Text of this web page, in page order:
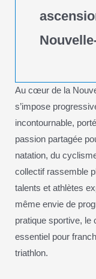
Au cœur de la
s’impose
incontournable,
passion partagée
natation, du
collectif rassemble
talents et athlètes
même envie de
pratique sportive, le
essentiel pour
triathlon.